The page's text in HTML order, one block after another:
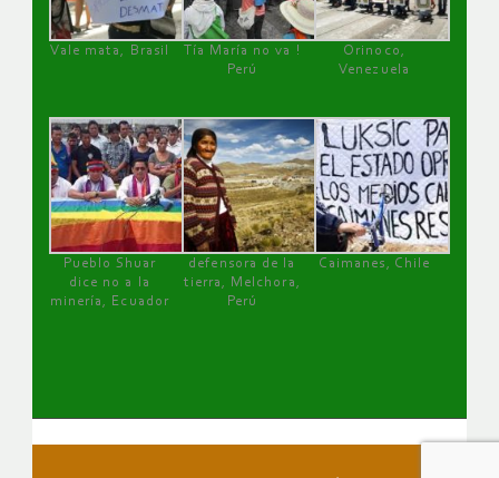
Vale mata, Brasil
Tía María no va !
Perú
Orinoco,
Venezuela
Pueblo Shuar
dice no a la
minería, Ecuador
defensora de la
tierra, Melchora,
Perú
Caimanes, Chile